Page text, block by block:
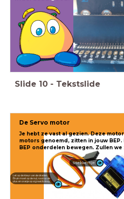
Slide 10 - Tekstslide
De Servo motor
Je hebt ze vast al gezien. Deze
motors genoemd, zitten in jouw BEP.
BEP onderdelen bewegen. Zullen we
Let op de kleur van de draden.
Bruin moet op de nul, rood op de
plus en oranje op signaal.&nbsp;
Stekkertje